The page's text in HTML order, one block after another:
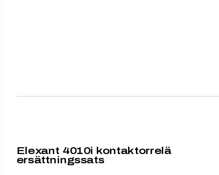
Elexant 4010i kontaktorrelä
ersättningssats